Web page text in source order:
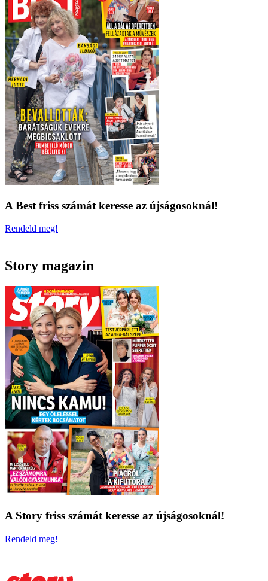
A Best friss számát keresse az újságosoknál!
Rendeld meg!
Story magazin
A Story friss számát keresse az újságosoknál!
Rendeld meg!